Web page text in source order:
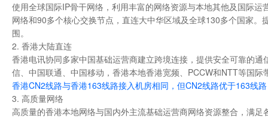
使用全球国际IP骨干网络，利用丰富的网络资源与本地其他及国际
网络和90多个核心交换节点，直连大中华区域及全球130多个国家
围。
2. 香港大陆直连
香港电讯协同多家中国基础运营商建立跨境连接，提供安全可靠的
信、中国联通、中国移动，香港本地香港宽频、PCCW和NTT等国际
香港CN2线路与香港163线路接入机房相同，但CN2线路优于163线
3. 高质量网络
高质量的香港本地网络与国内外主流基础运营商网络资源整合，满